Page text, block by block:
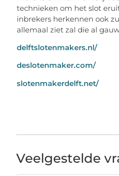
technieken om het slot
inbrekers herkennen ook
allemaal ziet zal die al
delftslotenmakers.nl/
deslotenmaker.com/
slotenmakerdelft.net/
Veelgestelde